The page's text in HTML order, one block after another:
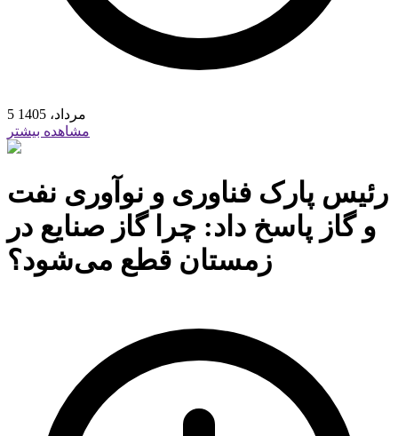
5 مرداد، 1405
مشاهده بیشتر
رئیس پارک فناوری و نوآوری نفت
و گاز پاسخ داد: چرا گاز صنایع در
زمستان قطع می‌شود؟